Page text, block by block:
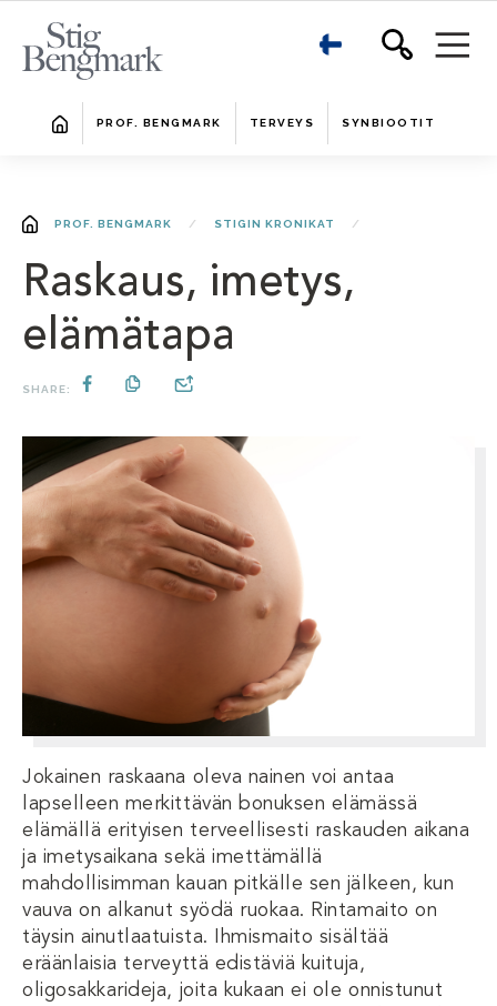
PROF. BENGMARK TERVEYS SYNBIOOTIT
PROF. BENGMARK STIGIN KRONIKAT
Raskaus, imetys,
elämätapa
SHARE:
Jokainen raskaana oleva nainen voi antaa
lapselleen merkittävän bonuksen elämässä
elämällä erityisen terveellisesti raskauden aikana
ja imetysaikana sekä imettämällä
mahdollisimman kauan pitkälle sen jälkeen, kun
vauva on alkanut syödä ruokaa. Rintamaito on
täysin ainutlaatuista. Ihmismaito sisältää
eräänlaisia terveyttä edistäviä kuituja,
oligosakkarideja, joita kukaan ei ole onnistunut